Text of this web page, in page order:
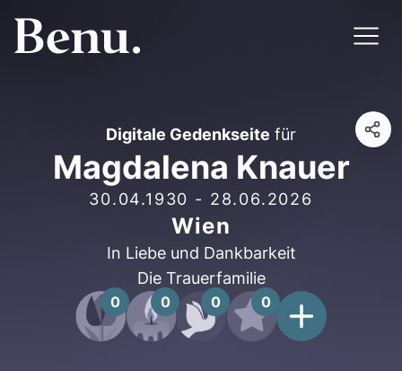
Digitale Gedenkseite für
Magdalena Knauer
30.04.1930 - 28.06.2026
Wien
In Liebe und Dankbarkeit
Die Trauerfamilie
0 0 0 0